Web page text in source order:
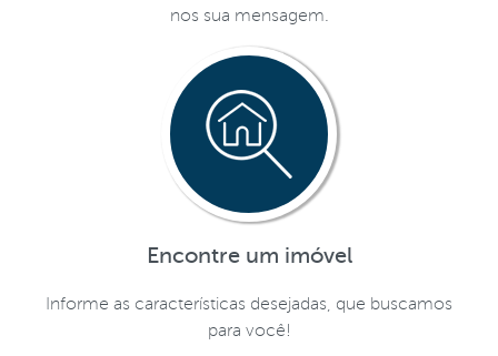
nos sua mensagem.
Encontre um imóvel
Informe as características desejadas, que buscamos
para você!